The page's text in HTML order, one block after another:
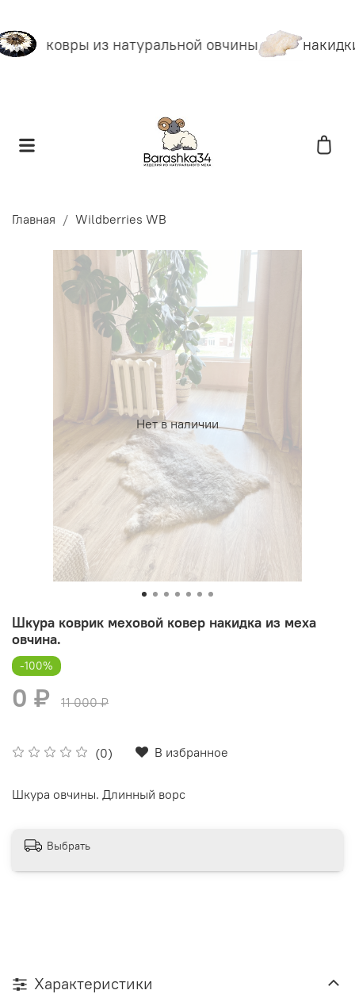
ковры из натуральной овчины
Главная Wildberries WB
Нет в наличии
Шкура коврик меховой ковер накидка из меха
овчина.
(0) В избранное
-100%
0 ₽ 11 000 ₽
Шкура овчины. Длинный ворс
Выбрать
Характеристики